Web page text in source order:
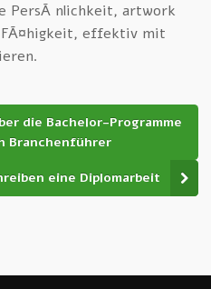
PersÃ¶nlichkeit, artwork
FÃ¤higkeit, effektiv mit
die Bachelor-Programme
Branchenführer
eine Diplomarbeit